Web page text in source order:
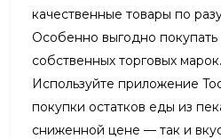
качественные товары по
Особенно выгодно
собственных торговых марок.
Используйте приложение
покупки остатков еды из
сниженной цене — так и